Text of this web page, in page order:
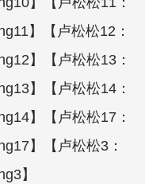
】【卢松松12：
】【卢松松13：
】【卢松松14：
】【卢松松17：
】【卢松松3：
】